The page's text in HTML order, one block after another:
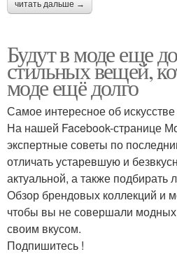
читать дальше →
Будут в моде еще
стильных вещей,
моде ещё долго
Самое интересное об
На нашей Facebook-странице
экспертные советы по
отличать устаревшую и
актуальной, а также
Обзор брендовых коллекций и
чтобы вы не совершали
своим вкусом.
Подпишитесь !